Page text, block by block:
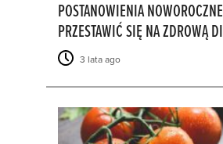
POSTANOWIENIA
PRZESTAWIĆ SIĘ NA ZDROWĄ
3 lata ago